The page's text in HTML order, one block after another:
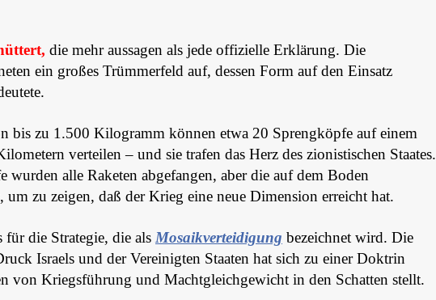
die mehr aussagen als jede offizielle Erklärung. Die
ein großes Trümmerfeld auf, dessen Form auf den Einsatz
bis zu 1.500 Kilogramm können etwa 20 Sprengköpfe auf einem
verteilen – und sie trafen das Herz des zionistischen Staates.
wurden alle Raketen abgefangen, aber die auf dem Boden
um zu zeigen, daß der Krieg eine neue Dimension erreicht hat.
die Strategie, die als Mosaikverteidigung bezeichnet wird. Die
Israels und der Vereinigten Staaten hat sich zu einer Doktrin
von Kriegsführung und Machtgleichgewicht in den Schatten stellt.